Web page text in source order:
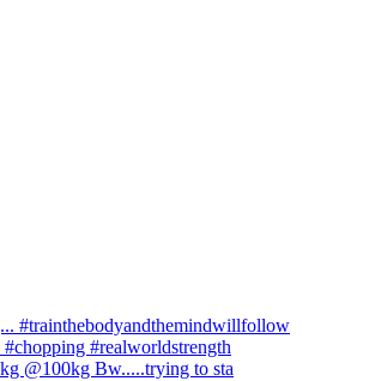
@100kg Bw.....trying to sta